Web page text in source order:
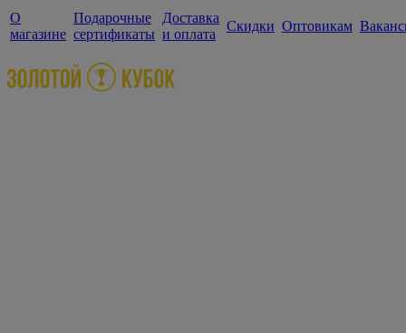
О
магазине
Подарочные
сертификаты
Доставка
и оплата
Скидки Оптовикам